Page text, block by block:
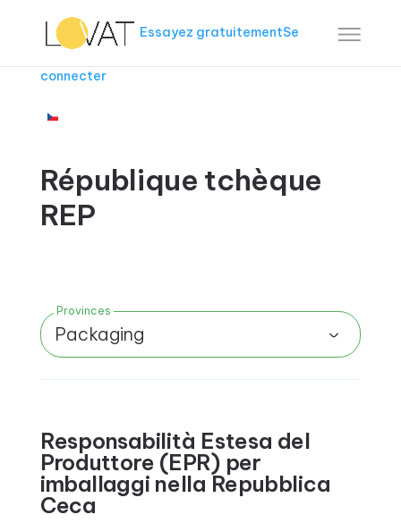
Essayez gratuitementSe
connecter
République tchèque
REP
Provinces
Packaging
Responsabilità Estesa del
Produttore (EPR) per
imballaggi nella Repubblica
Ceca